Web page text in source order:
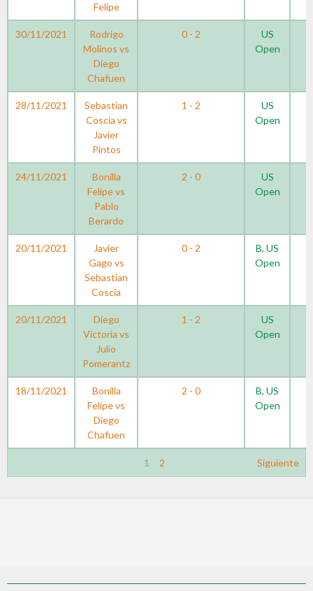
Felipe
30/11/2021
Rodrigo
Molinos vs
Diego
Chafuen
0 - 2
US
Open
28/11/2021
Sebastian
Coscia vs
Javier
Pintos
1 - 2
US
Open
24/11/2021
Bonilla
Felipe vs
Pablo
Berardo
2 - 0
US
Open
20/11/2021
Javier
Gago vs
Sebastian
Coscia
0 - 2
B, US
Open
20/11/2021
Diego
Victoria vs
Julio
Pomerantz
1 - 2
US
Open
18/11/2021
Bonilla
Felipe vs
Diego
Chafuen
2 - 0
B, US
Open
1 2 Siguiente